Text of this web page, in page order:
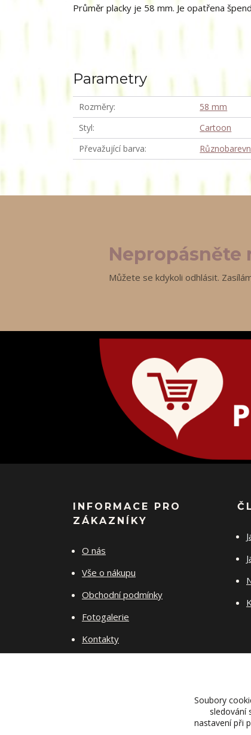
Průměr placky je 58 mm. Je opatřena
Parametry
Rozměry
58 mm
Styl
Cartoon
Převažující barva
Nepropásněte
Můžete se kdykoli odhlásit.
INFORMACE PRO
ZÁKAZNÍKY
O nás
Vše o nákupu
Obchodní podmínky
Fotogalerie
Kontakty
Soubory
sledování
nastavení při